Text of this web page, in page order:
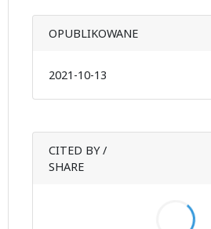
OPUBLIKOWANE
2021-10-13
CITED BY /
SHARE